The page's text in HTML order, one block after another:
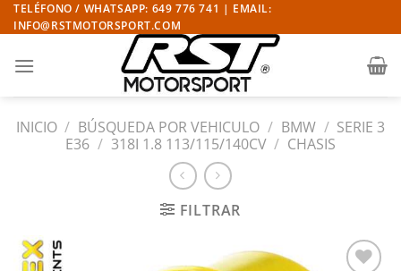
Saltar
al
TELÉFONO / WHATSAPP: 649 776 741 | EMAIL:
INFO@RSTMOTORSPORT.COM
INICIO / BÚSQUEDA POR VEHICULO / BMW / SERIE 3
E36 / 318I 1.8 113/115/140CV / CHASIS
FILTRAR